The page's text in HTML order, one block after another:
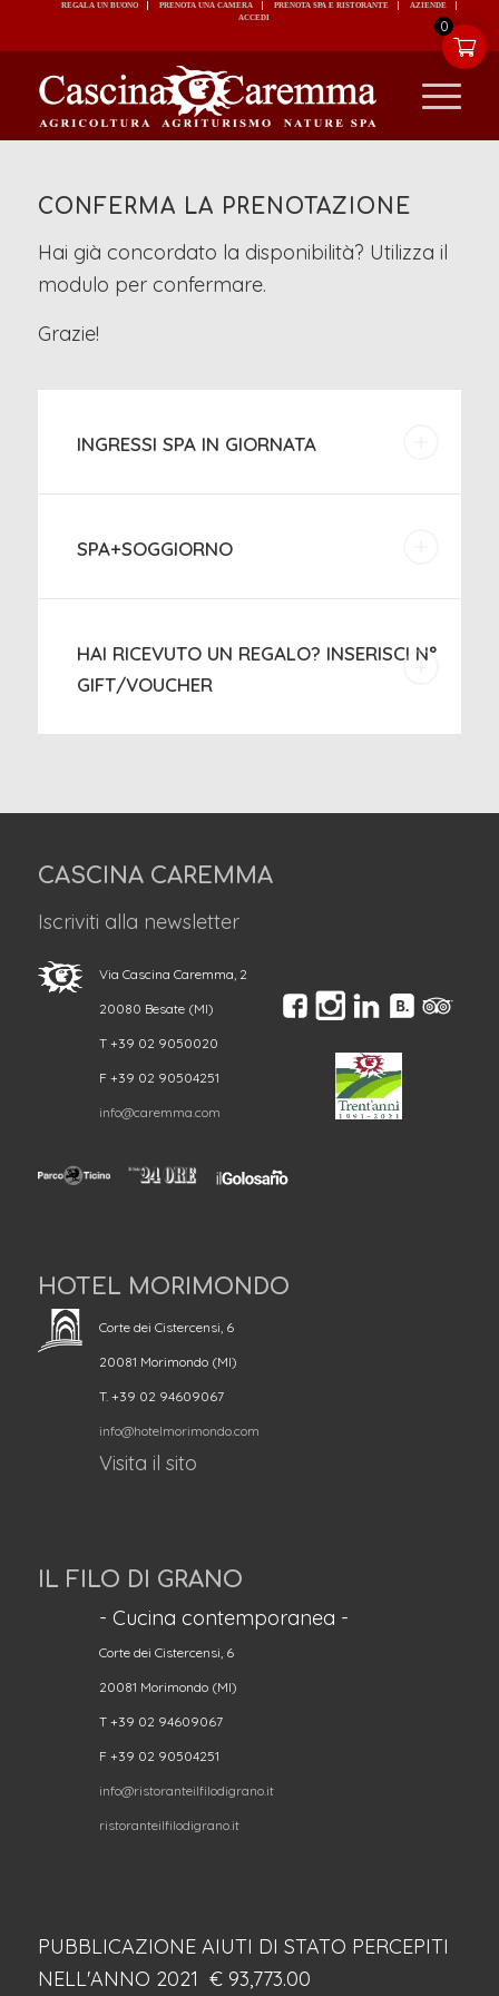
0
REGALA UN BUONO PRENOTA UNA CAMERA PRENOTA SPA E RISTORANTE
CONFERMA LA PRENOTAZIONE
Hai già concordato la disponibilità? Utilizza il
modulo per confermare.
Grazie!
INGRESSI SPA IN GIORNATA
SPA+SOGGIORNO
HAI RICEVUTO UN REGALO? INSERISCI N°
GIFT/VOUCHER
CASCINA CAREMMA
Iscriviti alla newsletter
Via Cascina Caremma, 2
20080 Besate (MI)
T +39 02 9050020
F +39 02 90504251
info@caremma.com
HOTEL MORIMONDO
Corte dei Cistercensi, 6
20081 Morimondo (MI)
T. +39 02 94609067
info@hotelmorimondo.com
Visita il sito
IL FILO DI GRANO
- Cucina contemporanea -
Corte dei Cistercensi, 6
20081 Morimondo (MI)
T +39 02 94609067
F +39 02 90504251
info@ristoranteilfilodigrano.it
ristoranteilfilodigrano.it
PUBBLICAZIONE AIUTI DI STATO PERCEPITI
NELL'ANNO 2021 € 93,773.00